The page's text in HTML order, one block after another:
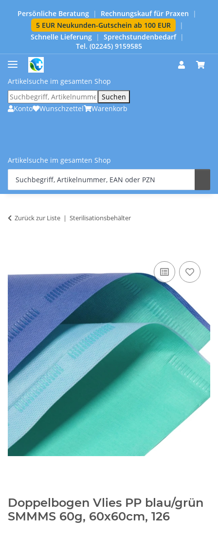
Persönliche Beratung | Rechnungskauf für Praxen
|
5 EUR Neukunden-Gutschein ab 100 EUR
|
Schnelle Lieferung
| Sprechstundenbedarf
|
Tel. (02245) 9159585
Artikelsuche im gesamten Shop
Suchen
Konto
Wunschzettel Warenkorb
Artikelsuche im gesamten Shop
Zurück zur Liste Sterilisationsbehälter
Doppelbogen Vlies PP blau/grün
SMMMS 60g, 60x60cm, 126